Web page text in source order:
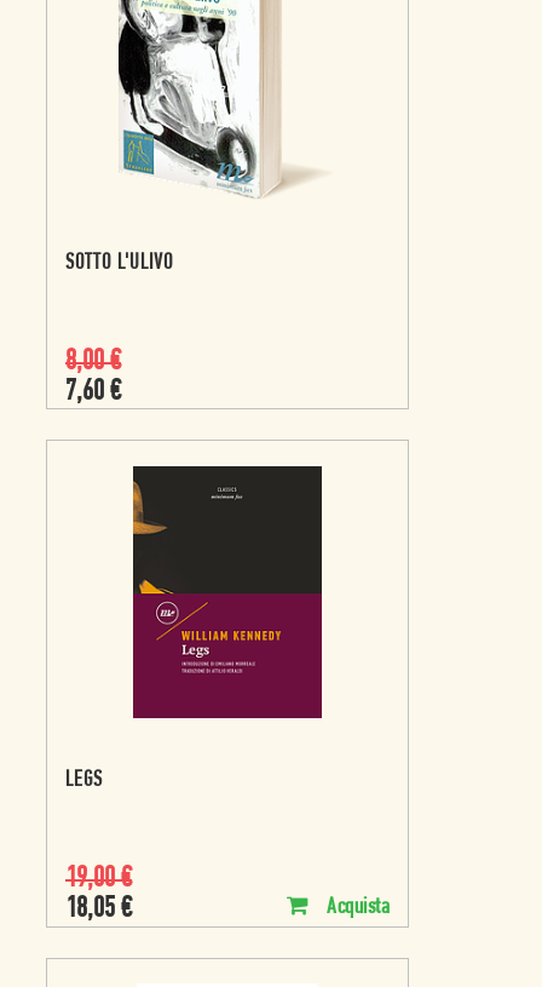
SOTTO L'ULIVO
8,00€
7,60 €
LEGS
19,00€
18,05 € Acquista